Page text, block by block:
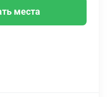
места